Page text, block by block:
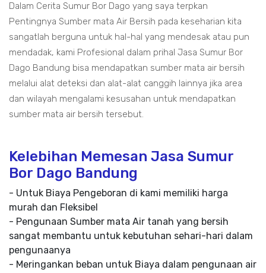
Dalam Cerita Sumur Bor Dago yang saya terpkan
Pentingnya Sumber mata Air Bersih pada keseharian kita
sangatlah berguna untuk hal-hal yang mendesak atau pun
mendadak, kami Profesional dalam prihal Jasa Sumur Bor
Dago Bandung bisa mendapatkan sumber mata air bersih
melalui alat deteksi dan alat-alat canggih lainnya jika area
dan wilayah mengalami kesusahan untuk mendapatkan
sumber mata air bersih tersebut.
Kelebihan Memesan Jasa Sumur
Bor Dago Bandung
- Untuk Biaya Pengeboran di kami memiliki harga
murah dan Fleksibel
- Pengunaan Sumber mata Air tanah yang bersih
sangat membantu untuk kebutuhan sehari-hari dalam
pengunaanya
- Meringankan beban untuk Biaya dalam pengunaan air